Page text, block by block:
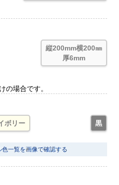
縦200mm横200㎜
厚6mm
の場合です。
ボリー 黒
一覧を画像で確認する